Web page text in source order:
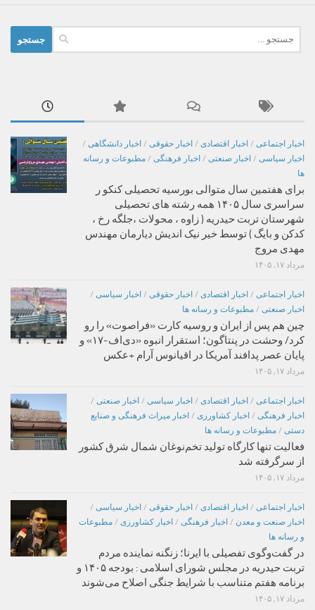
برای:
اخبار اجتماعی / اخبار اقتصادی / اخبار حقوقی / اخبار دانشگاهی /
اخبار سیاسی / اخبار صنعتی / اخبار فرهنگی / مطبوعات و رسانه
ها
برای هفتمین سال متوالی بورسیه تحصیلی کنکو ر
سراسری سال ۱۴۰۵ همه رشته های تحصیلی
شهرستان تربت حیدریه ( زاوه ، محولات ،جلگه رخ ،
کدکن و بایگ ) توسط خیر نیک اندیش دیارمان مهندس
مهدی مروج
مرداد ۱۷, ۱۴۰۵
اخبار اجتماعی / اخبار اقتصادی / اخبار حقوقی / اخبار سیاسی /
اخبار صنعتی / مطبوعات و رسانه ها
چین هم پس از ایران و روسیه کارت «فراصوت» را رو
کرد/ وحشت در پنتاگون؛ استقرار انبوه «دی‌اف‑۱۷» و
پایان عصر پدافند آمریکا در اقیانوس آرام +عکس
مرداد ۱۷, ۱۴۰۵
اخبار اجتماعی / اخبار اقتصادی / اخبار سیاسی / اخبار صنعتی /
اخبار فرهنگی / اخبار کشاورزی / اخبار میراث فرهنگی و صنایع
دستی / مطبوعات و رسانه ها
فعالیت تنها کارگاه تولید تخم‌نوغان شمال شرق کشور
از سرگرفته شد
مرداد ۱۷, ۱۴۰۵
اخبار اجتماعی / اخبار اقتصادی / اخبار حقوقی / اخبار سیاسی /
اخبار صنعت و معدن / اخبار فرهنگی / اخبار کشاورزی / مطبوعات
و رسانه ها
در گفت‌وگوی تفصیلی با ایرنا؛ زنگنه نماینده مردم
تربت حیدریه در مجلس شورای اسلامی : بودجه ۱۴۰۵ و
برنامه هفتم متناسب با شرایط جنگی اصلاح می‌شوند
مرداد ۱۷, ۱۴۰۵